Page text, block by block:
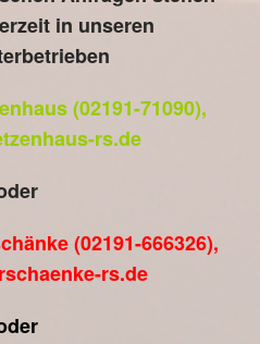
in unseren
(02191-71090),
rs.de
(02191-666326),
rs.de